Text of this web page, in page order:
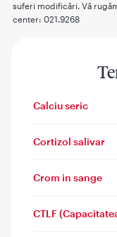
suferi modificări. Vă
center: 021.9268
Calciu seric
Cortizol salivar
Crom in sange
CTLF